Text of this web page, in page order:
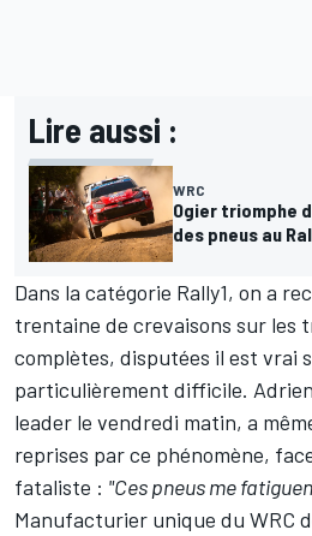
Lire aussi :
WRC
Ogier triomphe
des pneus au
Dans la catégorie Rally1, on a
trentaine de crevaisons sur les
complètes, disputées il est vrai
particulièrement difficile.
leader le vendredi matin, a
reprises par ce phénomène,
fataliste : "Ces pneus me
Manufacturier unique du WRC